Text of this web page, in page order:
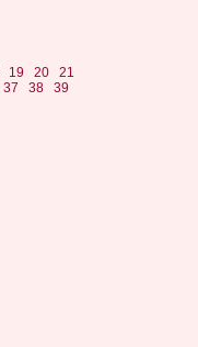
19 20
21
37 38
39